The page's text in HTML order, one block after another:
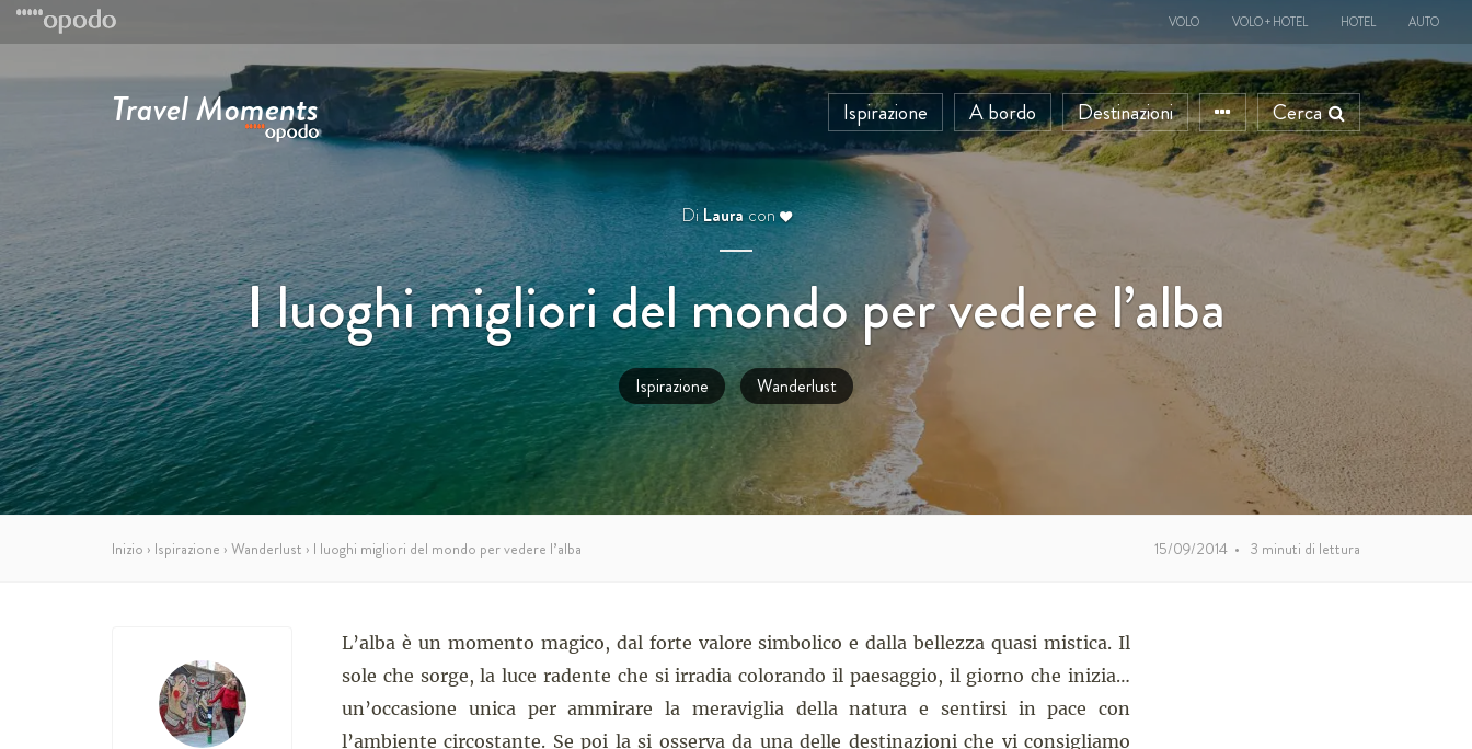
Travel Moments Ispirazione A bordo Destinazioni Cerca
VOLO VOLO + HOTEL HOTEL AUTO
Di Lauracon
I luoghi migliori del mondo per vedere l’alba
Ispirazione Wanderlust
Inizio › Ispirazione › Wanderlust › I luoghi migliori del mondo per vedere l’alba 15/09/2014 • 3 minuti di lettura
L’alba è un momento magico, dal forte valore simbolico e dalla bellezza quasi mistica. Il
sole che sorge, la luce radente che si irradia colorando il paesaggio, il giorno che inizia…
un’occasione unica per ammirare la meraviglia della natura e sentirsi in pace con
l’ambiente circostante. Se poi la si osserva da una delle destinazioni che vi consigliamo